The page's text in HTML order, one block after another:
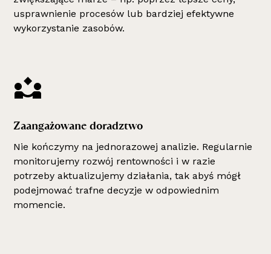
usprawnienie procesów lub bardziej efektywne
wykorzystanie zasobów.
Zaangażowane doradztwo
Nie kończymy na jednorazowej analizie. Regularnie
monitorujemy rozwój rentowności i w razie
potrzeby aktualizujemy działania, tak abyś mógł
podejmować trafne decyzje w odpowiednim
momencie.